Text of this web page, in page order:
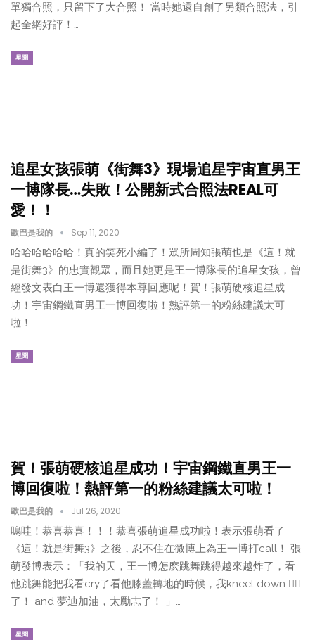
單獨合照，只留下了大合照！ 當時她還自創了另類合照法，引
起全網好評！…
星聞
追星女孩張萌《街舞3》現場追星宇宙直男王
一博隊長…失敗！公開新式合照法REAL可
愛！！
歐巴是我的 Sep 11, 2020
哈哈哈哈哈哈！真的笑死小編了！眾所周知張萌也是《這！就
是街舞3》的忠實觀眾，而且她更是王一博隊長的追星女孩，曾
經發文表白王一博還獲得本尊回應呢！賀！張萌硬核追星成
功！宇宙鋼鐵直男王一博回復啦！熱評第一的粉絲建議太可
啦！…
星聞
賀！張萌硬核追星成功！宇宙鋼鐵直男王一
博回復啦！熱評第一的粉絲建議太可啦！
歐巴是我的 Jul 26, 2020
嗚哇！恭喜恭喜！！！恭喜張萌追星成功啦！表示張萌看了
《這！就是街舞3》之後，忍不住在微博上為王一博打call！ 張
萌發博表示：「我的天，王一博怎麽跳舞跳得越來越炸了，看
他跳舞能把我看cry了看他膝蓋轉地的時候，我kneel down 🧎‍♀️
了！ and 夢迪加油，太勵志了！ ​​​​」…
星聞